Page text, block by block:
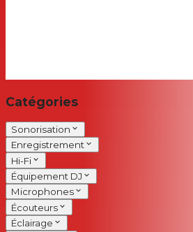
Catégories
Sonorisation
Enregistrement
Hi-Fi
Équipement DJ
Microphones
Écouteurs
Éclairage